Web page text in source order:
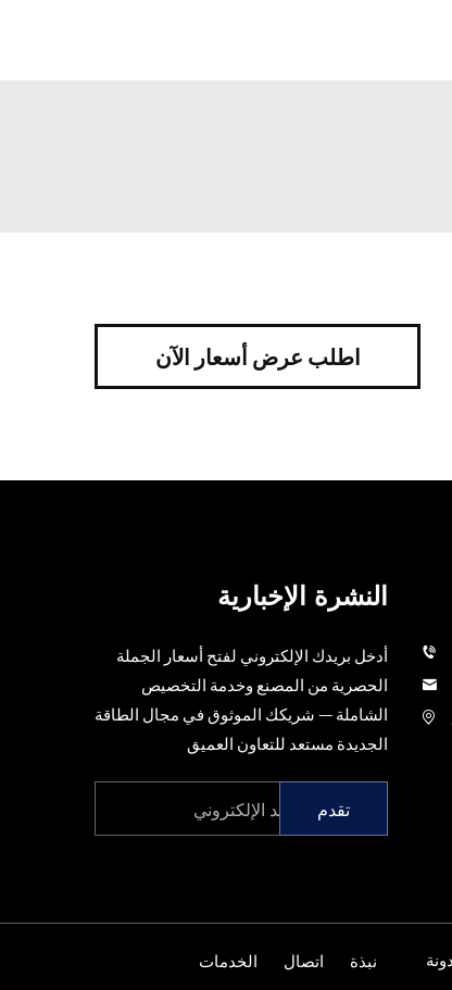
اطلب عرض أسعار الآن
النشرة الإخبارية
أدخل بريدك الإلكتروني لفتح أسعار الجملة
الحصرية من المصنع وخدمة التخصيص
الشاملة — شريكك الموثوق في مجال الطاقة
الجديدة مستعد للتعاون العميق
تقدم
نبذة اتصال الخدمات